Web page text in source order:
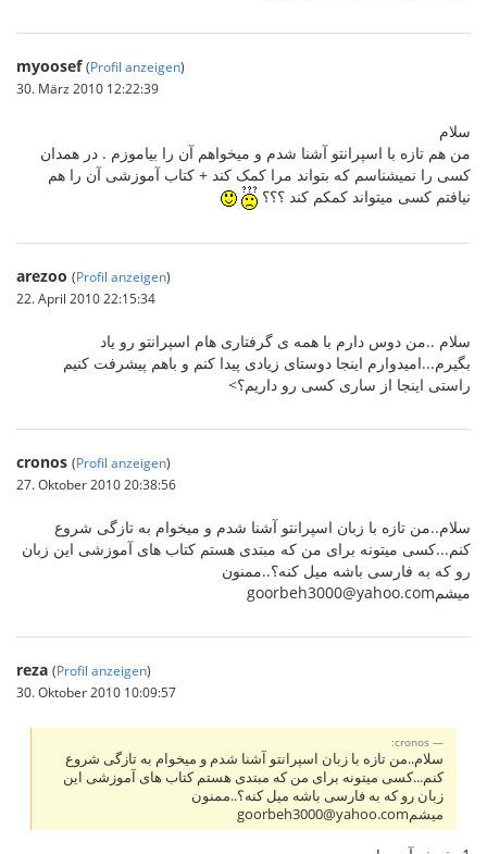
myoosef (Profil anzeigen)
30. März 2010 12:22:39
سلام
من هم تازه با اسپرانتو آشنا شدم و میخواهم آن را بیاموزم . در همدان
کسی را نمیشناسم که بتواند مرا کمک کند + کتاب آموزشی آن را هم
نیافتم کسی میتواند کمکم کند ؟؟؟
arezoo (Profil anzeigen)
22. April 2010 22:15:34
سلام ..من دوس دارم با همه ی گرفتاری هام اسپرانتو رو یاد
بگیرم...امیدوارم اینجا دوستای زیادی پیدا کنم و باهم پیشرفت کنیم
راستی اینجا از ساری کسی رو داریم؟>
cronos (Profil anzeigen)
27. Oktober 2010 20:38:56
سلام..من تازه با زبان اسپرانتو آشنا شدم و میخوام به تازگی شروع
کنم...کسی میتونه برای من که مبتدی هستم کتاب های آموزشی این زبان
رو که به فارسی باشه میل کنه؟..ممنون
میشمgoorbeh3000@yahoo.com
reza (Profil anzeigen)
30. Oktober 2010 10:09:57
cronos:
سلام..من تازه با زبان اسپرانتو آشنا شدم و میخوام به تازگی شروع
کنم...کسی میتونه برای من که مبتدی هستم کتاب های آموزشی این
زبان رو که به فارسی باشه میل کنه؟..ممنون
میشمgoorbeh3000@yahoo.com